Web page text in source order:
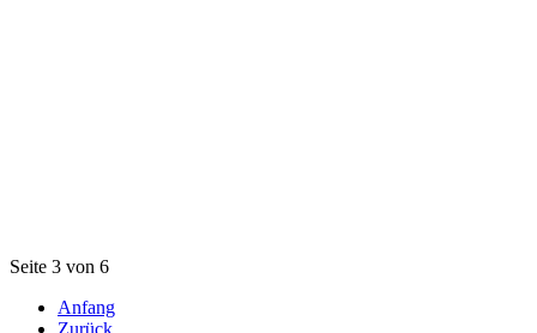
Seite 3 von 6
Anfang
Zurück